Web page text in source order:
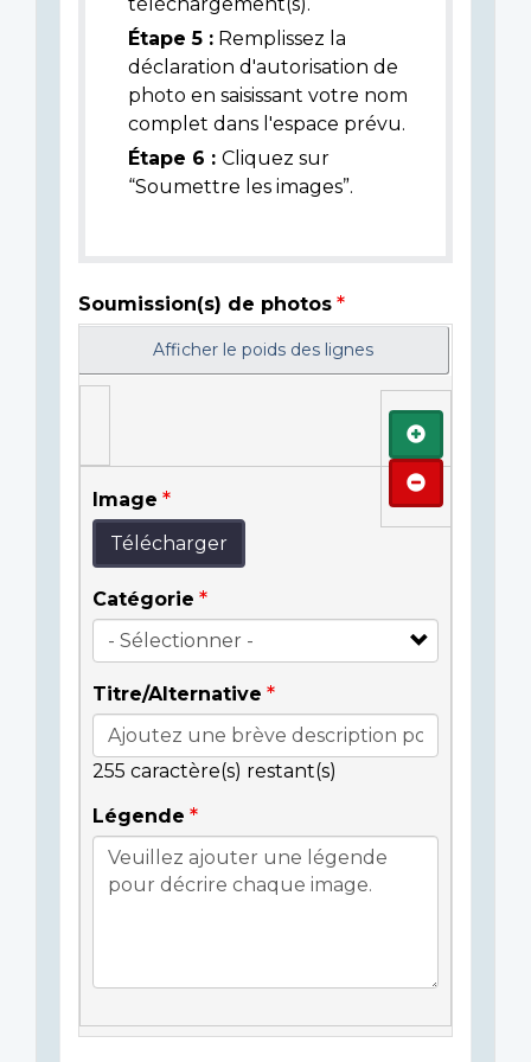
téléchargement(s).
Étape 5 : Remplissez la
déclaration d'autorisation de
photo en saisissant votre nom
complet dans l'espace prévu.
Étape 6 : Cliquez sur
“Soumettre les images”.
Soumission(s) de photos
Afficher le poids des lignes
Image
Télécharger
Catégorie
Titre/Alternative
255 caractère(s) restant(s)
Légende
Ajouter
Retirer